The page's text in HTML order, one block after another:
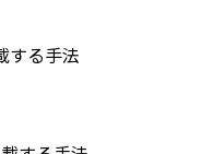
る手法